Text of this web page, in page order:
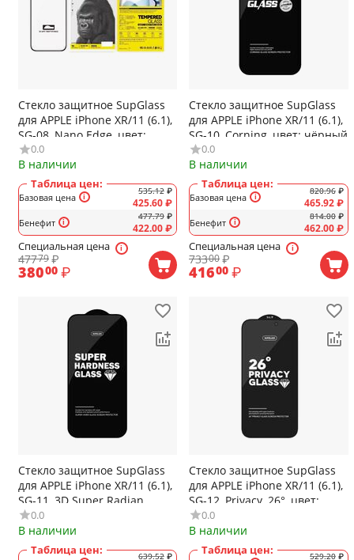
Стекло защитное SupGlass
для APPLE iPhone XR/11 (6.1),
SG-08, Nano Edge, цвет:
чёрный
0.0
В наличии
Таблица цен:
Базовая цена
Бенефит
535.12 ₽
425.60₽
477.79 ₽
422.00₽
Специальная цена
47779 ₽
38000 ₽
Стекло защитное SupGlass
для APPLE iPhone XR/11 (6.1),
SG-10, Corning, цвет: чёрный
0.0
В наличии
Таблица цен:
Базовая цена
Бенефит
820.96 ₽
465.92₽
814.00 ₽
462.00₽
Специальная цена
73300₽
41600 ₽
Стекло защитное SupGlass
для APPLE iPhone XR/11 (6.1),
SG-11, 3D Super Radian,
цвет: чёрный
0.0
В наличии
Таблица цен: 639.52 ₽
Стекло защитное SupGlass
для APPLE iPhone XR/11 (6.1),
SG-12, Privacy, 26°, цвет:
чёрный
0.0
В наличии
Таблица цен: 529.20 ₽